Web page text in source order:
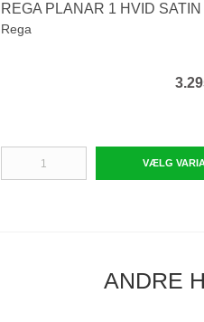
REGA PLANAR 1 HVID SATIN
Rega
VÆLG
ANDRE